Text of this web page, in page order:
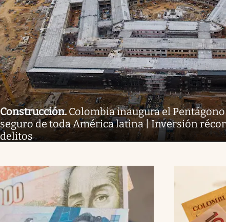
Construcción. Colombia inaugura el
seguro de toda América latina | Inversión
delitos